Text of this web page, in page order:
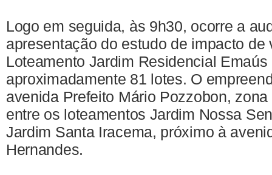
Logo em seguida, às 9h30, ocorre a
apresentação do estudo de impacto de
Loteamento Jardim Residencial Emaús
aproximadamente 81 lotes. O
avenida Prefeito Mário Pozzobon,
entre os loteamentos Jardim Nossa
Jardim Santa Iracema, próximo à
Hernandes.